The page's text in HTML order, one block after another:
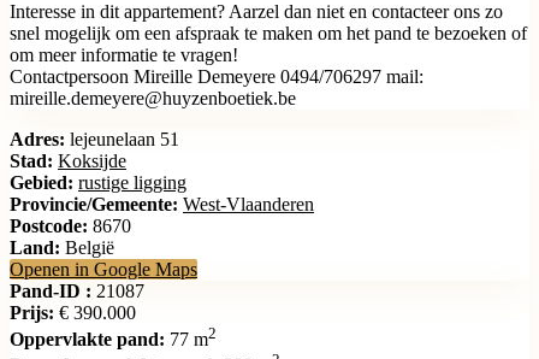
Interesse in dit appartement? Aarzel dan niet en contacteer ons zo
snel mogelijk om een afspraak te maken om het pand te bezoeken of
om meer informatie te vragen!
Contactpersoon Mireille Demeyere 0494/706297 mail:
mireille.demeyere@huyzenboetiek.be
Adres: lejeunelaan 51
Stad: Koksijde
Gebied: rustige ligging
Provincie/Gemeente: West-Vlaanderen
Postcode: 8670
Land: België
Openen in Google Maps
Pand-ID : 21087
Prijs: € 390.000
Oppervlakte pand: 77 m2